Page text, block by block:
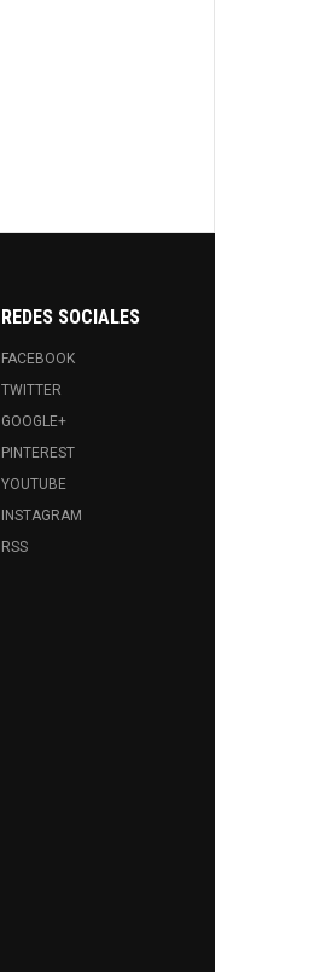
REDES SOCIALES
FACEBOOK
TWITTER
GOOGLE+
PINTEREST
YOUTUBE
INSTAGRAM
RSS